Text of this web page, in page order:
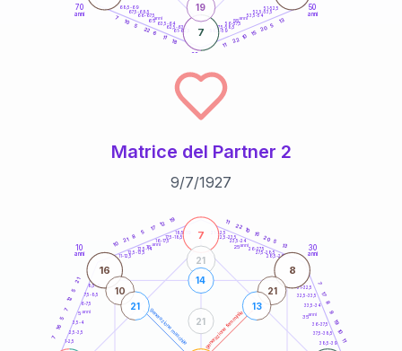
50
anni
60
70
anni
51-52,5
52,5-53,5
53,5-54
56-57,5
57,5-58,5
58,5-59
61-62,5
62,5-63,5
63,5-64
66-67,5
67,5-68,5
68,5-69
13
5
20
15
10
22
11
18
11
6
22
5
10
7
7
19
55anni
65anni
Matrice del Partner 2
9/7/1927
generazione maschile generazione femminile
10
anni
30
anni
1-2,5
2,5-3,5
3,5-4
6-7,5
7,5-8,5
8,5-9
11-12,5
12,5-13,5
13,5-14
16-17,5
17,5-18,5
18,5-19 21-22,5
22,5-23,5
23,5-24
26-27,5
27,5-28,5
28,5-29
31-32,5
32,5-33,5
33,5-34
36-37,5
37,5-38,5
38,5-39
7
16
5
7
12
5
21
10
21
8
5
17
12
19 11
22 10
15
20 5
13
7
17
8
9
19
10
11
7
16 8
21
14
21
10
21
21
13
5anni
15 anni 25anni
35anni